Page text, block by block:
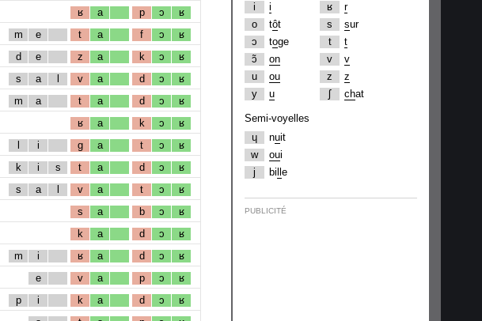
ʁ a p ɔ ʁ
m e t a f ɔ ʁ
d e z a k ɔ ʁ
s a l v a d ɔ ʁ
m a t a d ɔ ʁ
ʁ a k ɔ ʁ
l i g a t ɔ ʁ
k i s t a d ɔ ʁ
s a l v a t ɔ ʁ
s a b ɔ ʁ
k a d ɔ ʁ
m i ʁ a d ɔ ʁ
e v a p ɔ ʁ
p i k a d ɔ ʁ
i
i
o
tôt
ɔ
toge
ɔ̃
on
u
ou
y
u
ʁ
r
s
sur
t
t
v
v
z
z
ʃ
chat
Semi-voyelles
ɥ
nuit
w
oui
j
bi e
PUBLICITÉ